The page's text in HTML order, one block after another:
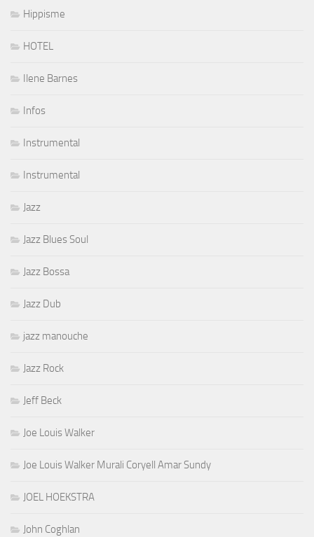
Hippisme
HOTEL
Ilene Barnes
Infos
Instrumental
Instrumental
Jazz
Jazz Blues Soul
Jazz Bossa
Jazz Dub
jazz manouche
Jazz Rock
Jeff Beck
Joe Louis Walker
Joe Louis Walker Murali Coryell Amar Sundy
JOEL HOEKSTRA
John Coghlan